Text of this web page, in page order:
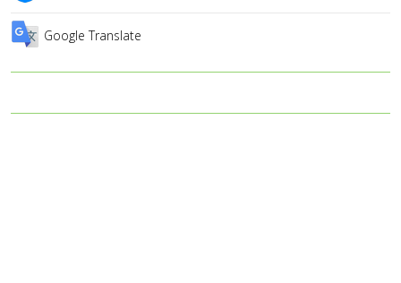
Google Translate